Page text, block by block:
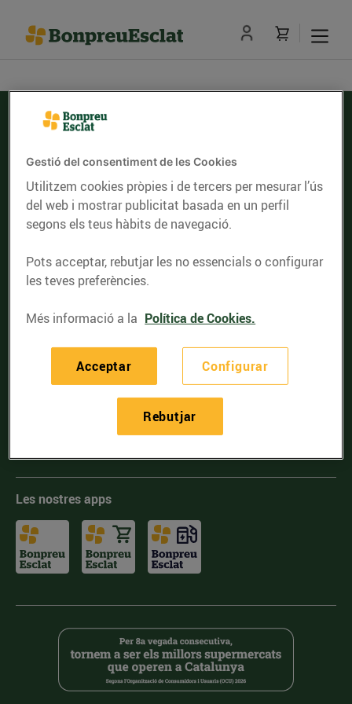
Serveis d'entrega de compra online
Comprovar el codi postal
Nosaltres
Targeta Client
Establiments
Incorpora't
Les nostres apps
Gestió del consentiment de les Cookies
Utilitzem cookies pròpies i de tercers per mesurar l’ús
del web i mostrar publicitat basada en un perfil
segons els teus hàbits de navegació.
Pots acceptar, rebutjar les no essencials o configurar
les teves preferències.
Més informació a la Política de Cookies.
Configurar
Rebutjar
Acceptar